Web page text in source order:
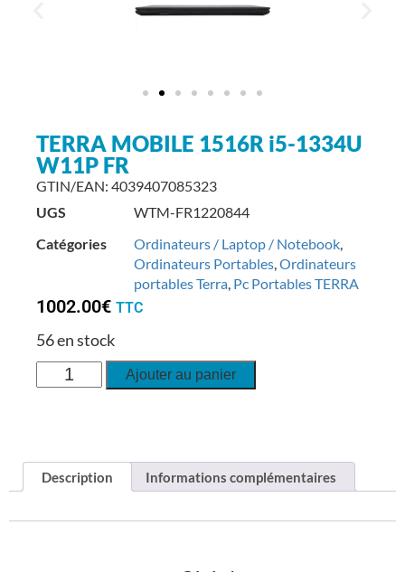
TERRA MOBILE 1516R i5-1334U
W11P FR
GTIN/EAN: 4039407085323
UGS
WTM-FR1220844
Catégories
Ordinateurs / Laptop / Notebook
Ordinateurs Portables Ordinateurs
portables Terra Pc Portables TERRA
1002.00€ TTC
56 en stock
Ajouter au panier
Description Informations complémentaires